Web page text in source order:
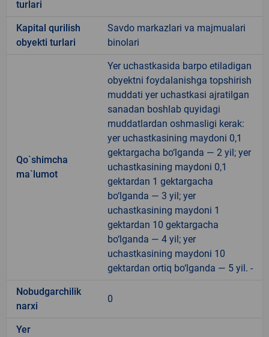
turlari
Kapital qurilish
obyekti turlari
Savdo markazlari va majmualari
binolari
Qo`shimcha
ma`lumot
Yer uchastkasida barpo etiladigan
obyektni foydalanishga topshirish
muddati yer uchastkasi ajratilgan
sanadan boshlab quyidagi
muddatlardan oshmasligi kerak:
yer uchastkasining maydoni 0,1
gektargacha bo‘lganda — 2 yil; yer
uchastkasining maydoni 0,1
gektardan 1 gektargacha
bo‘lganda — 3 yil; yer
uchastkasining maydoni 1
gektardan 10 gektargacha
bo‘lganda — 4 yil; yer
uchastkasining maydoni 10
gektardan ortiq bo‘lganda — 5 yil. -
Nobudgarchilik
narxi
0
Yer